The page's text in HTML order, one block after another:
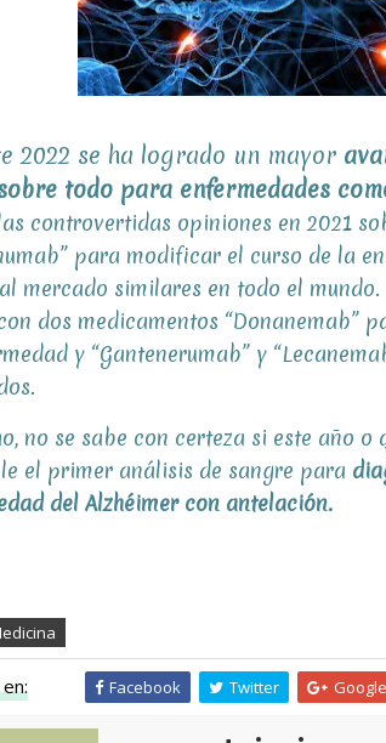
2022 se ha logrado un mayor
todo para enfermedades
controvertidas opiniones en 2021
para modificar el curso de la
mercado similares en todo el
dos medicamentos “Donanemab”
y “Gantenerumab” y
no se sabe con certeza si este año
el primer análisis de sangre para
del Alzhéimer con antelación.
Facebook Twitter